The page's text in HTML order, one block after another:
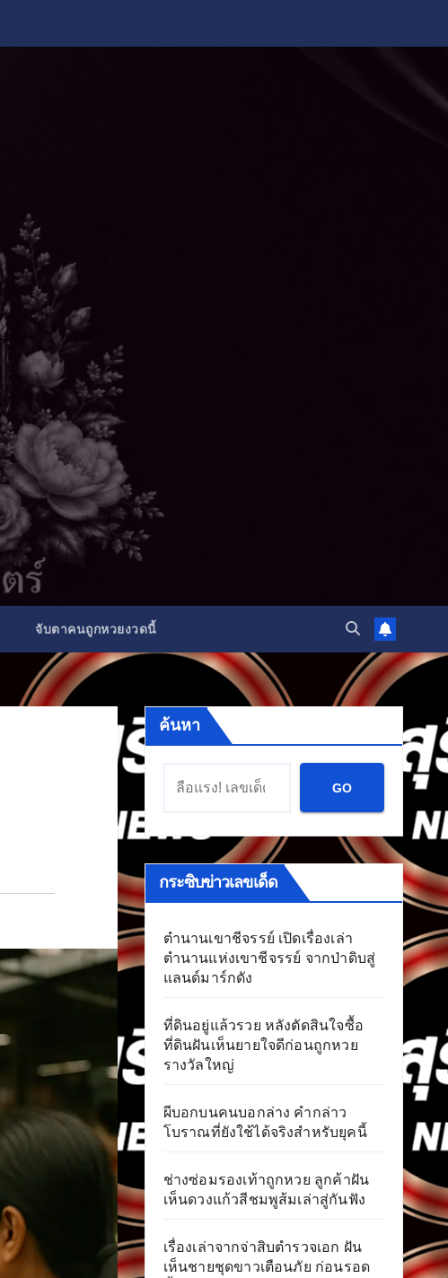
จับตาคนถูกหวยงวดนี้
ค้นหา
GO
กระซิบข่าวเลขเด็ด
ตำนานเขาชีจรรย์ เปิดเรื่องเล่า
ตำนานแห่งเขาชีจรรย์ จากป่าดิบสู่
แลนด์มาร์กดัง
ที่ดินอยู่แล้วรวย หลังตัดสินใจซื้อ
ที่ดินฝันเห็นยายใจดีก่อนถูกหวย
รางวัลใหญ่
ผีบอกบนคนบอกล่าง คำกล่าว
โบราณที่ยังใช้ได้จริงสำหรับยุคนี้
ช่างซ่อมรองเท้าถูกหวย ลูกค้าฝัน
เห็นดวงแก้วสีชมพูส้มเล่าสู่กันฟัง
เรื่องเล่าจากจ่าสิบตำรวจเอก ฝัน
เห็นชายชุดขาวเตือนภัย ก่อนรอด